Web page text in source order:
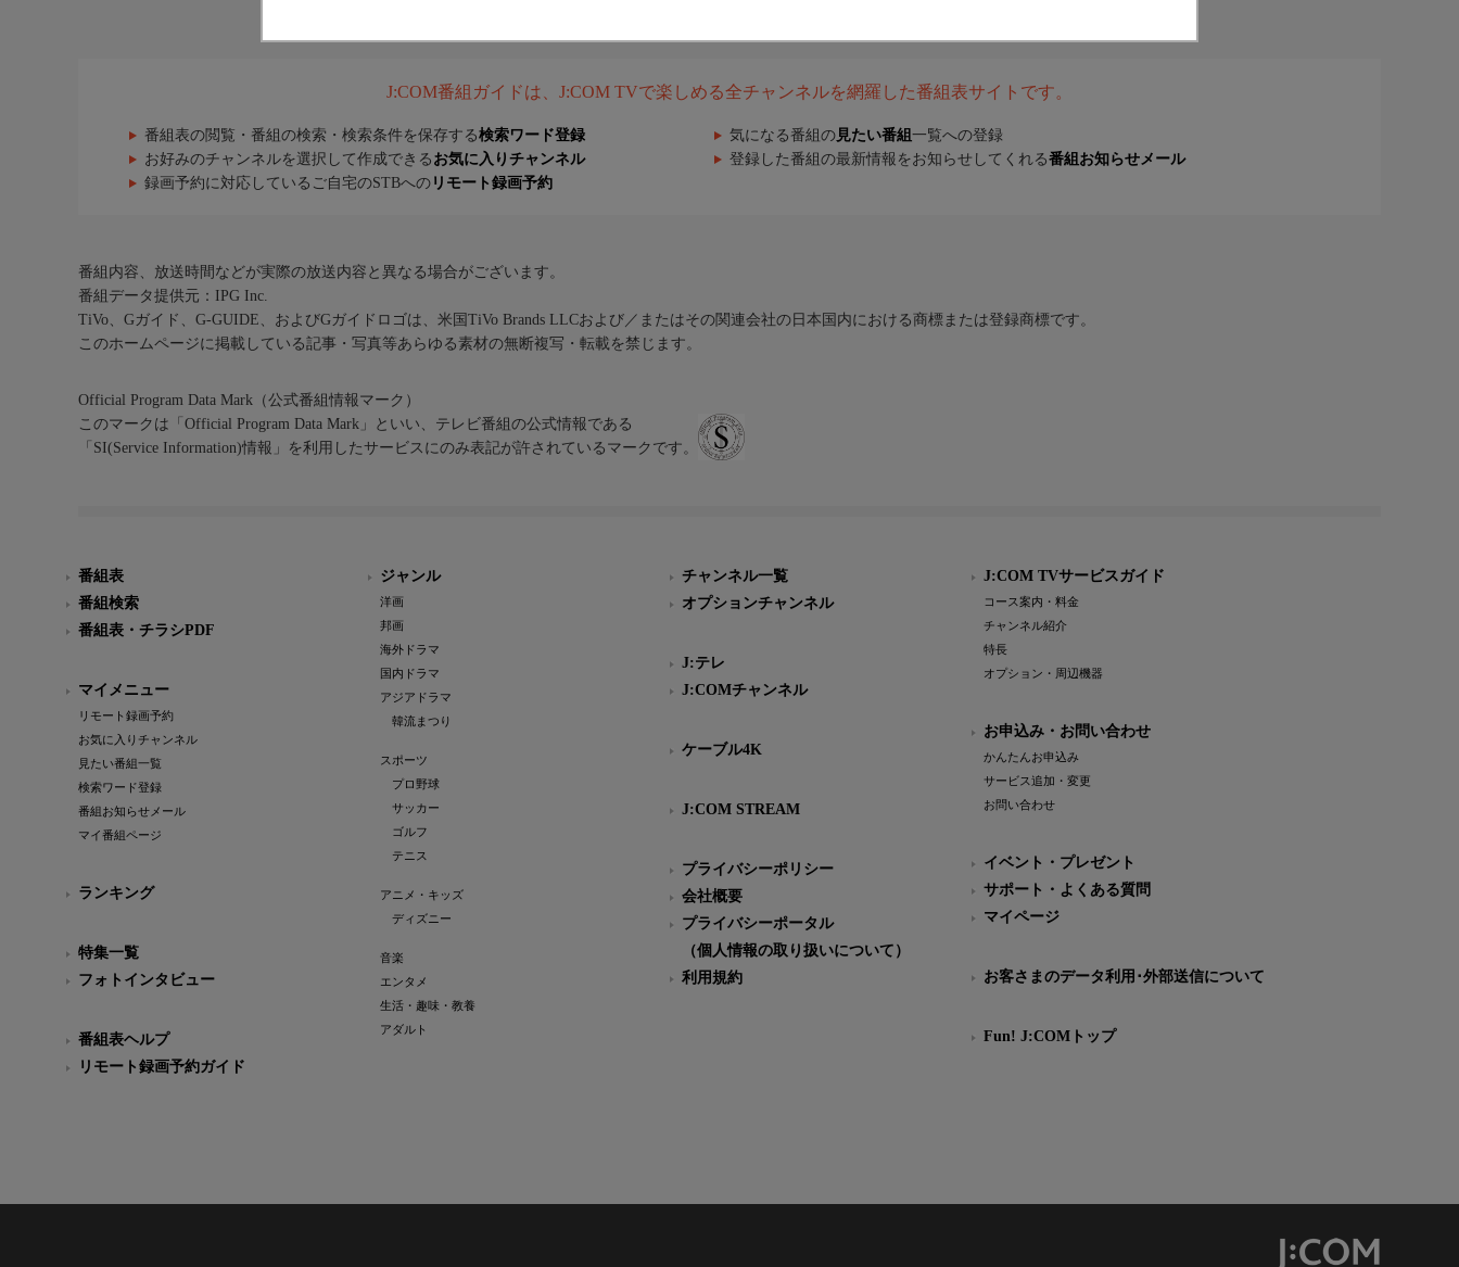
J:COM番組ガイドは、J:COM TVで楽しめる全チャンネルを網羅した番組表サイトです。
番組表の閲覧・番組の検索・検索条件を保存する検索ワード登録 気になる番組の 見たい番組 一覧への登録
お好みのチャンネルを選択して作成できる お気に入りチャンネル 登録した番組の最新情報をお知らせしてくれる番組お知らせメール
録画予約に対応しているご自宅のSTBへの リモート録画予約
番組内容、放送時間などが実際の放送内容と異なる場合がございます。
番組データ提供元：IPG Inc.
TiVo、Gガイド、G-GUIDE、およびGガイドロゴは、米国TiVo Brands LLCおよび／またはその関連会社の日本国内における商標または登録商標です。
このホームページに掲載している記事・写真等あらゆる素材の無断複写・転載を禁じます。
Official Program Data Mark（公式番組情報マーク）
このマークは「Official Program Data Mark」といい、テレビ番組の公式情報である
「SI(Service Information)情報」を利用したサービスにのみ表記が許されているマークです。
番組表
番組検索
番組表・チラシPDF
マイメニュー
リモート録画予約
お気に入りチャンネル
見たい番組一覧
検索ワード登録
番組お知らせメール
マイ番組ページ
ランキング
特集一覧
フォトインタビュー
番組表ヘルプ
リモート録画予約ガイド
ジャンル
洋画
邦画
海外ドラマ
国内ドラマ
アジアドラマ
韓流まつり
スポーツ
プロ野球
サッカー
ゴルフ
テニス
アニメ・キッズ
ディズニー
音楽
エンタメ
生活・趣味・教養
アダルト
チャンネル一覧
オプションチャンネル
J:テレ
J:COMチャンネル
ケーブル4K
J:COM STREAM
プライバシーポリシー
会社概要
プライバシーポータル
（個人情報の取り扱いについて）
利用規約
J:COM TVサービスガイド
コース案内・料金
チャンネル紹介
特長
オプション・周辺機器
お申込み・お問い合わせ
かんたんお申込み
サービス追加・変更
お問い合わせ
イベント・プレゼント
サポート・よくある質問
マイページ
お客さまのデータ利用･外部送信について
Fun! J:COMトップ